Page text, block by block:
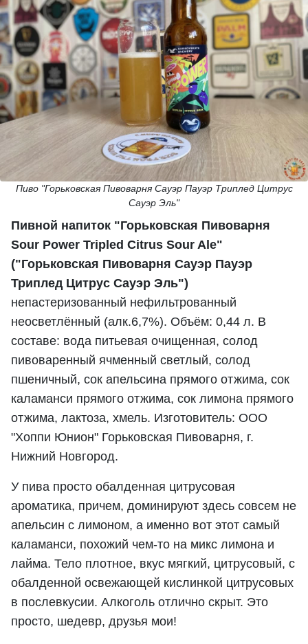
Пиво "Горьковская Пивоварня Сауэр Пауэр Триплед Цитрус
Сауэр Эль"
Пивной напиток "Горьковская Пивоварня
Sour Power Tripled Citrus Sour Ale"
("Горьковская Пивоварня Сауэр Пауэр
Триплед Цитрус Сауэр Эль")
непастеризованный нефильтрованный
неосветлённый (алк.6,7%). Объём: 0,44 л. В
составе: вода питьевая очищенная, солод
пивоваренный ячменный светлый, солод
пшеничный, сок апельсина прямого отжима, сок
каламанси прямого отжима, сок лимона прямого
отжима, лактоза, хмель. Изготовитель: ООО
"Хоппи Юнион" Горьковская Пивоварня, г.
Нижний Новгород.
У пива просто обалденная цитрусовая
ароматика, причем, доминируют здесь совсем не
апельсин с лимоном, а именно вот этот самый
каламанси, похожий чем-то на микс лимона и
лайма. Тело плотное, вкус мягкий, цитрусовый, с
обалденной освежающей кислинкой цитрусовых
в послевкусии. Алкоголь отлично скрыт. Это
просто, шедевр, друзья мои!